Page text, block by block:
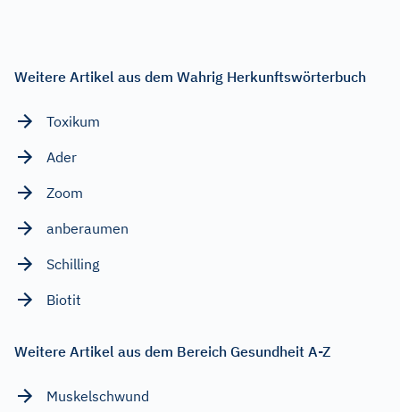
Weitere Artikel aus dem Wahrig Herkunftswörterbuch
Toxikum
Ader
Zoom
anberaumen
Schilling
Biotit
Weitere Artikel aus dem Bereich Gesundheit A-Z
Muskelschwund